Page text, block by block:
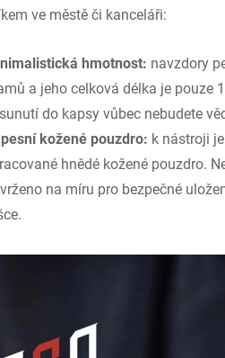
ve městě či kanceláři:
hmotnost: navzdory
a jeho celková délka je pouze
do kapsy vůbec nebudete
kožené pouzdro: k nástroji
hnědé kožené pouzdro.
na míru pro bezpečné